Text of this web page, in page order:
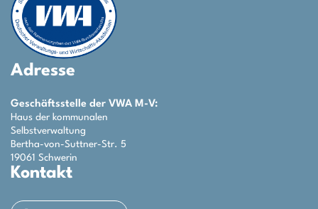
Adresse
Geschäftsstelle der VWA M-V:
Haus der kommunalen
Selbstverwaltung
Bertha-von-Suttner-Str. 5
19061 Schwerin
Kontakt